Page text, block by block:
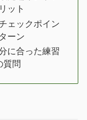
ット
ェックポイン
ーン
に合った練習
質問